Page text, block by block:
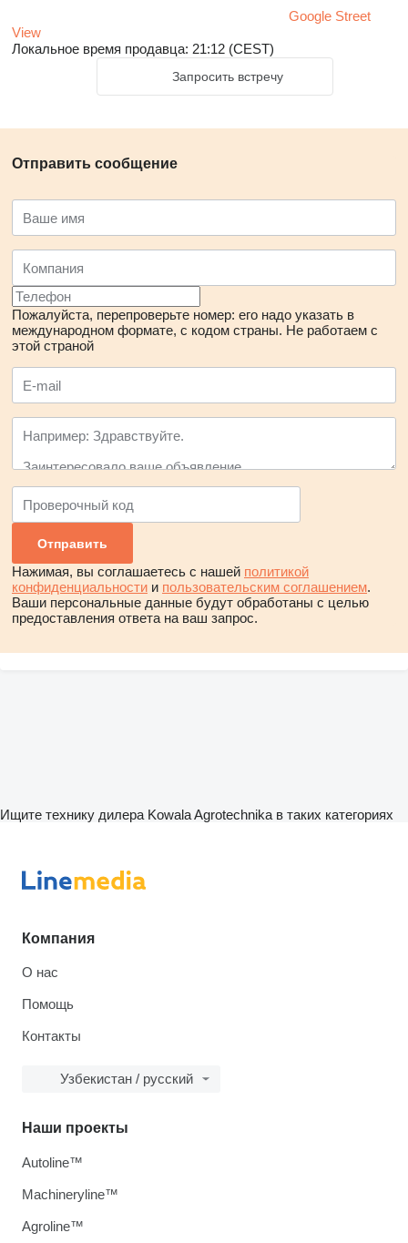
Google Street
View
Локальное время продавца: 21:12 (CEST)
Запросить встречу
Отправить сообщение
Пожалуйста, перепроверьте номер: его надо указать в
международном формате, с кодом страны. Не работаем с
этой страной
Нажимая, вы соглашаетесь с нашей политикой
конфиденциальности и пользовательским соглашением.
Ваши персональные данные будут обработаны с целью
предоставления ответа на ваш запрос.
Ищите технику дилера Kowala Agrotechnika в таких категориях
Компания
О нас
Помощь
Контакты
Узбекистан / русский
Наши проекты
Autoline™
Machineryline™
Agroline™